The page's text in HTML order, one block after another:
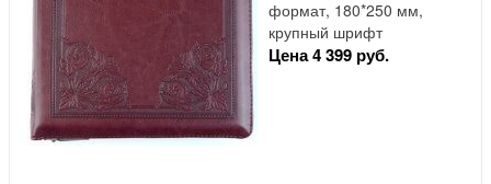
формат, 180*250 мм,
крупный шрифт
Цена 4 399 руб.